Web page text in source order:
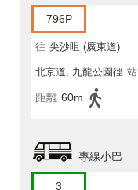
796P
往 尖沙咀 (廣東道)
北京道, 九龍公園徑 站
距離 60m
專線小巴
3